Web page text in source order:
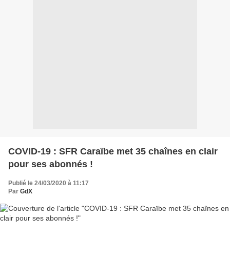
COVID-19 : SFR Caraïbe met 35 chaînes en clair
pour ses abonnés !
Publié le 24/03/2020 à 11:17
Par GdX